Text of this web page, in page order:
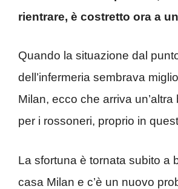
rientrare, è costretto ora a
Quando la situazione dal
dell’infermeria sembrava
Milan, ecco che arriva un’altra
per i rossoneri, proprio in
La sfortuna è tornata subito a
casa Milan e c’è un nuovo